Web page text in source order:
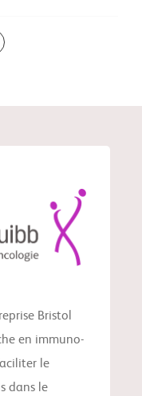
Bristol
en immuno-
le
dans le